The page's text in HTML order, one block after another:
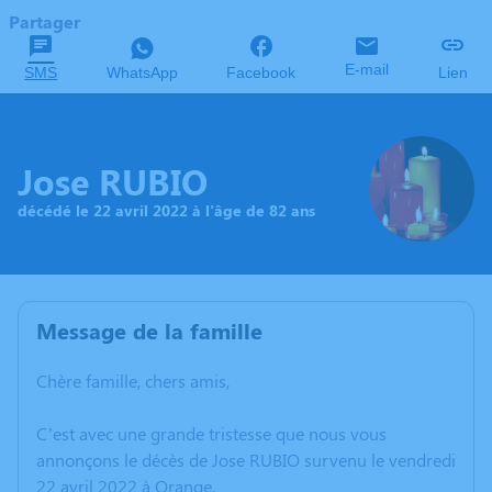
Partager
SMS WhatsApp Facebook E-mail Lien
Jose RUBIO
décédé le 22 avril 2022 à l'âge de 82 ans
Message de la famille
Chère famille, chers amis,
C’est avec une grande tristesse que nous vous
annonçons le décès de Jose RUBIO survenu le vendredi
22 avril 2022 à Orange.